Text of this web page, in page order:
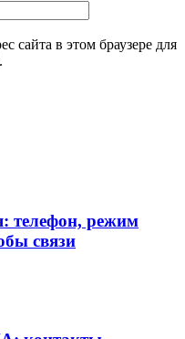
сайта в этом браузере для
телефон, режим
связи